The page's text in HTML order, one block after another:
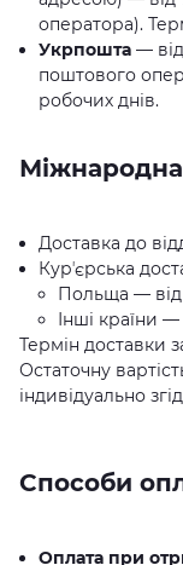
оператора).
Укрпошта —
поштового
робочих днів.
Доставка до
Курʼєрська
Польща — від
Інші країни —
Термін доставки
Остаточну
індивідуально
Способи
Оплата при